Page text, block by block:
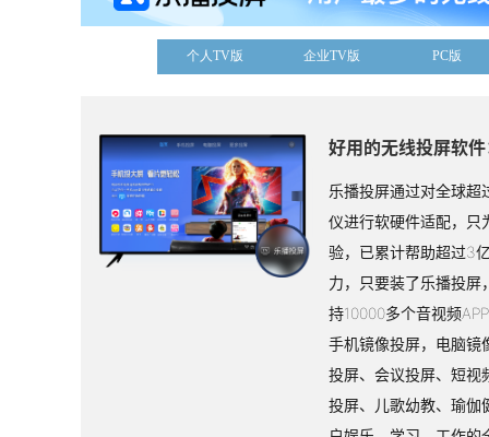
个人TV版 企业TV版 PC版
好用的无线投屏软
乐播投屏通过对全球超
仪进行软硬件适配，只
验，已累计帮助超过3
力，只要装了乐播投屏
持10000多个音视频
手机镜像投屏，电脑镜
投屏、会议投屏、短视
投屏、儿歌幼教、瑜伽